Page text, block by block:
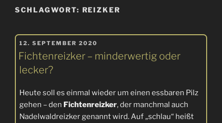
SCHLAGWORT: REIZKER
VERÖFFENTLICHT
AM
12. SEPTEMBER 2020
Fichtenreizker – minderwertig oder
lecker?
Heute soll es einmal wieder um einen essbaren Pilz
gehen – den Fichtenreizker, der manchmal auch
Nadelwaldreizker genannt wird. Auf „schlau“ heißt